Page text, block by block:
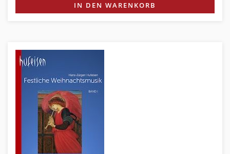
IN DEN WARENKORB